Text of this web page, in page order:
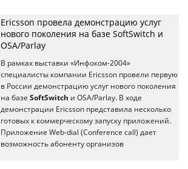
Ericsson провела демонстрацию услуг
нового поколения на базе SoftSwitch и
OSA/Parlay
В рамках выставки «Инфоком-2004»
специалисты компании Ericsson провели первую
в России демонстрацию услуг нового поколения
на базе SoftSwitch и OSA/Parlay. В ходе
демонстрации Ericsson представила несколько
готовых к коммерческому запуску приложений.
Приложение Web-dial (Conference call) дает
возможность абоненту организов